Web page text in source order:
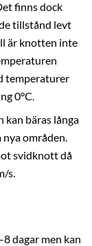
finns dock
tillstånd levt
är knotten inte
temperaturer
0°C.
kan bäras långa
områden.
svidknott då
s.
dagar men kan